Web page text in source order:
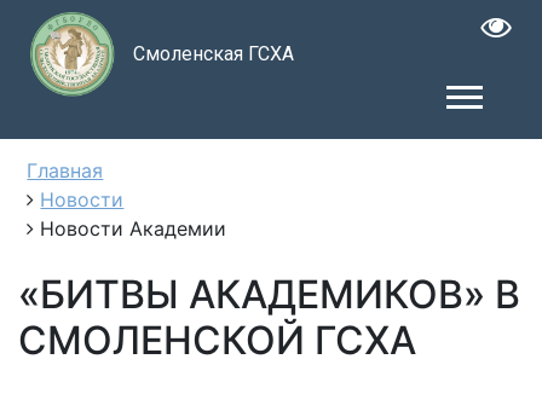
Смоленская ГСХА
Главная
Новости
Новости Академии
«БИТВЫ АКАДЕМИКОВ» В
СМОЛЕНСКОЙ ГСХА